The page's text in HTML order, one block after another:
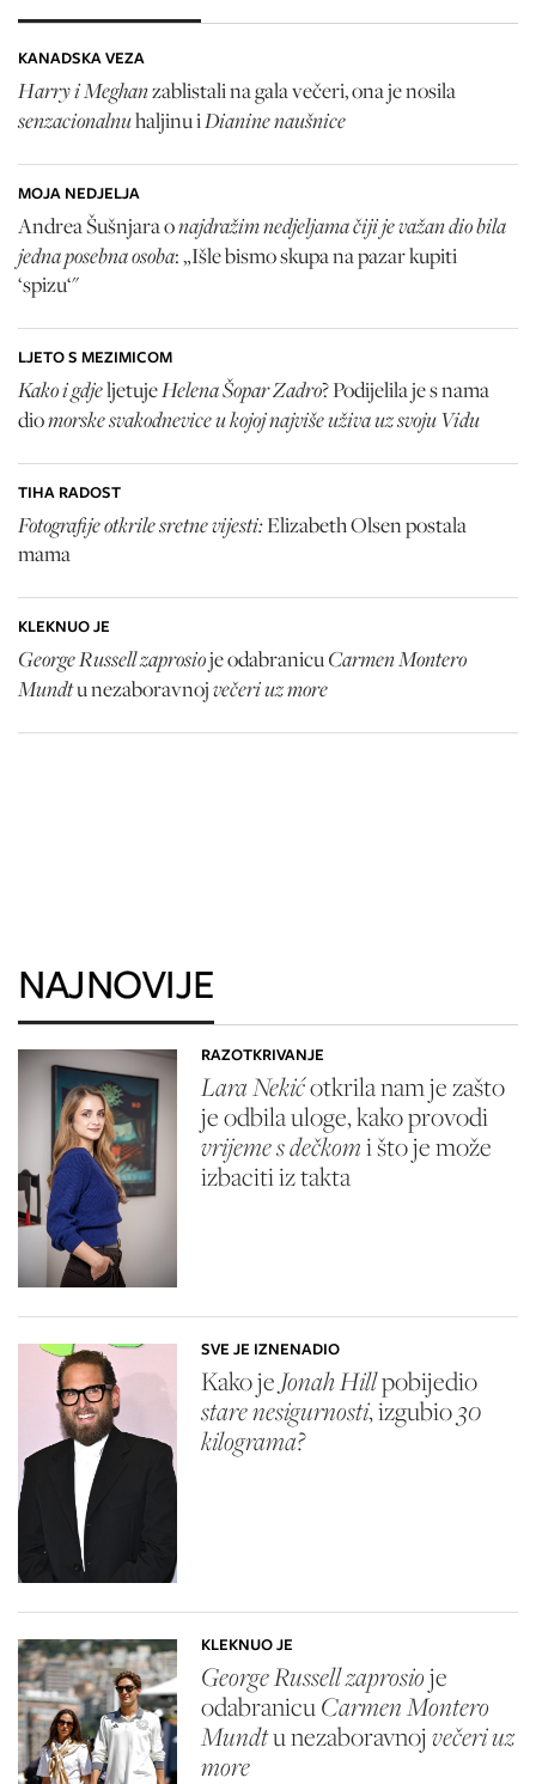
KANADSKA VEZA
Harry i Meghanzablistali na gala večeri, ona je nosila
senzacionalnuhaljinu iDianine naušnice
MOJA NEDJELJA
Andrea Šušnjara onajdražim nedjeljama čiji je važan dio bila
jedna posebna osoba: „Išle bismo skupa na pazar kupiti
‘spizu‘"
LJETO S MEZIMICOM
Kako i gdjeljetujeHelena Šopar Zadro? Podijelila je s nama
diomorske svakodnevice u kojoj najviše uživa uz svoju Vidu
TIHA RADOST
Fotografije otkrile sretne vijesti:Elizabeth Olsenpostala
mama
KLEKNUO JE
George Russell zaprosioje odabranicuCarmen Montero
Mundtu nezaboravnojvečeri uz more
NAJNOVIJE
RAZOTKRIVANJE
Lara Nekićotkrila nam je zašto
je odbila uloge, kako provodi
vrijeme s dečkomi što je može
izbaciti iz takta
SVE JE IZNENADIO
Kako je Jonah Hillpobijedio
stare nesigurnosti, izgubio30
kilograma?
KLEKNUO JE
George Russell zaprosioje
odabranicu Carmen Montero
Mundtu nezaboravnoj večeri uz
more